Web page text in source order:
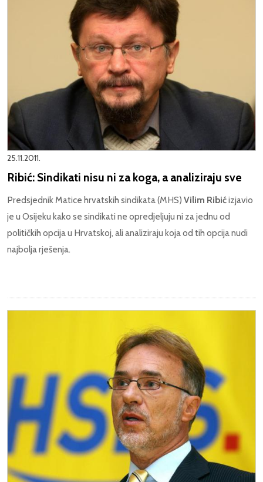
25.11.2011.
Ribić: Sindikati nisu ni za koga, a analiziraju sve
Predsjednik Matice hrvatskih sindikata (MHS) Vilim Ribićizjavio
je u Osijeku kako se sindikati ne opredjeljuju ni za jednu od
političkih opcija u Hrvatskoj, ali analiziraju koja od tih opcija nudi
najbolja rješenja.